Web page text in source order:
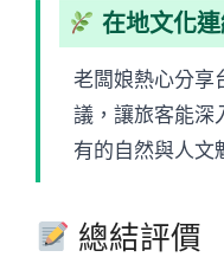
在地文化
老闆娘熱心分享
議，讓旅客能深
有的自然與人文
總結評價